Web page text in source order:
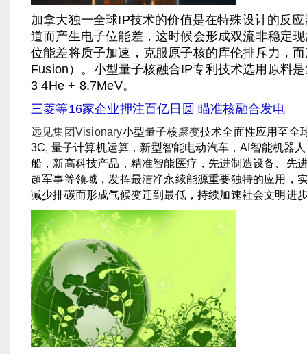
加拿大独一全球IP技术的价值是在特殊设计的反
道而产生电子位能差，这时候会形成双流非稳定
位能差将质子加速，克服原子核的库伦排斥力，
Fusion）。小型量子核融合IP专利技术选用原料
3 4He + 8.7MeV。
三菱等16家企业押注百亿日圆 瞄准核融合发电
远见集团Visionary小型量子核聚变技术全面性应用至全
3C, 量子计算机运算，新型智能电动汽车，AI智能机器
船，新高科技产品，精准智能医疗，先进制造设备、先
超军事等领域，发挥最洁净永续能源重要独特的应用，
减少排碳而形成气候变迁到最低，持续加速社会文明进